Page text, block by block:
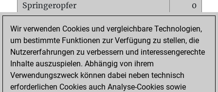
Springeropfer
0
Matt auf vollem Brett
0
Bauer setzt Matt
0
Erstickte Matts
Unterverwandlungen
Wir verwenden Cookies und vergleichbare Technologien,
um bestimmte Funktionen zur Verfügung zu stellen, die
Nutzererfahrungen zu verbessern und interessengerechte
Inhalte auszuspielen. Abhängig von ihrem
Verwendungszweck können dabei neben technisch
erforderlichen Cookies auch Analyse-Cookies sowie